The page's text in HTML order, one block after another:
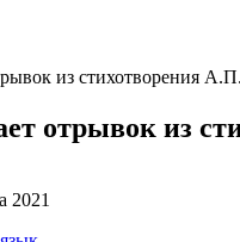
из стихотворения
отрывок из
2021